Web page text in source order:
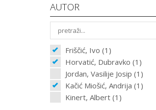
AUTOR
Friščić, Ivo (1)
Horvatić, Dubravko (1)
Jordan, Vasilije Josip (1)
Kačić Miošić, Andrija (1)
Kinert, Albert (1)